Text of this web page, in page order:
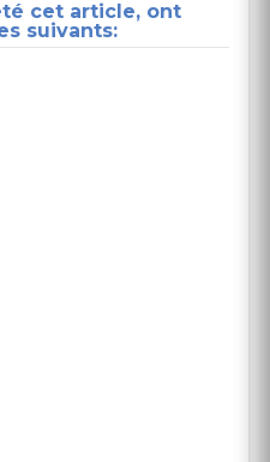
cet article, ont
suivants: